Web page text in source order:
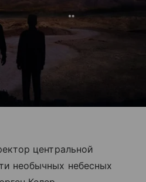
центральной
необычных небесных